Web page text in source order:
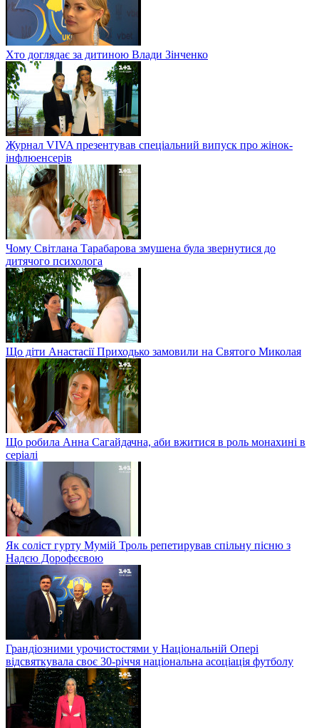
Хто доглядає за дитиною Влади Зінченко
Журнал VIVA презентував спеціальний випуск про жінок-
інфлюенсерів
Чому Світлана Тарабарова змушена була звернутися до
дитячого психолога
Що діти Анастасії Приходько замовили на Святого Миколая
Що робила Анна Сагайдачна, аби вжитися в роль монахині в
серіалі
Як соліст гурту Мумій Троль репетирував спільну пісню з
Надєю Дорофєєвою
Грандіозними урочистостями у Національній Опері
відсвяткувала своє 30-річчя національна асоціація футболу